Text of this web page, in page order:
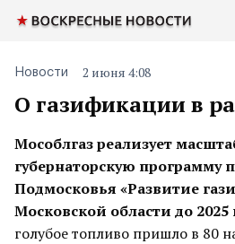
О газификации в
Новости 2 июня 4:08
Мособлгаз реализует
губернаторскую программу
Подмосковья «Развитие
Московской области до 2025
голубое топливо пришло в 80